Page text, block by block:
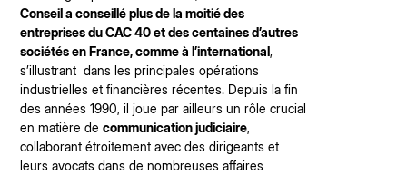
Conseil a conseillé plus de la moitié des
entreprises du CAC 40 et des centaines d’autres
sociétés en France, comme à l’international,
s’illustrant dans les principales opérations
industrielles et financières récentes. Depuis la fin
des années 1990, il joue par ailleurs un rôle crucial
en matière de communication judiciaire,
collaborant étroitement avec des dirigeants et
leurs avocats dans de nombreuses affaires